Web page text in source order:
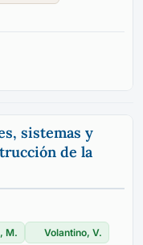
sistemas y
de la
M. Volantino, V.